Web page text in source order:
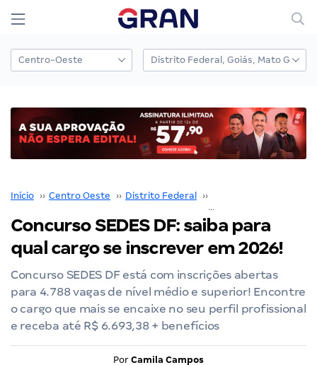
Início ›› Centro Oeste ›› Distrito Federal ››
Concurso SEDES DF: saiba para
qual cargo se inscrever em 2026!
Concurso SEDES DF está com inscrições abertas
para 4.788 vagas de nível médio e superior! Encontre
o cargo que mais se encaixe no seu perfil profissional
e receba até R$ 6.693,38 + benefícios
Por Camila Campos